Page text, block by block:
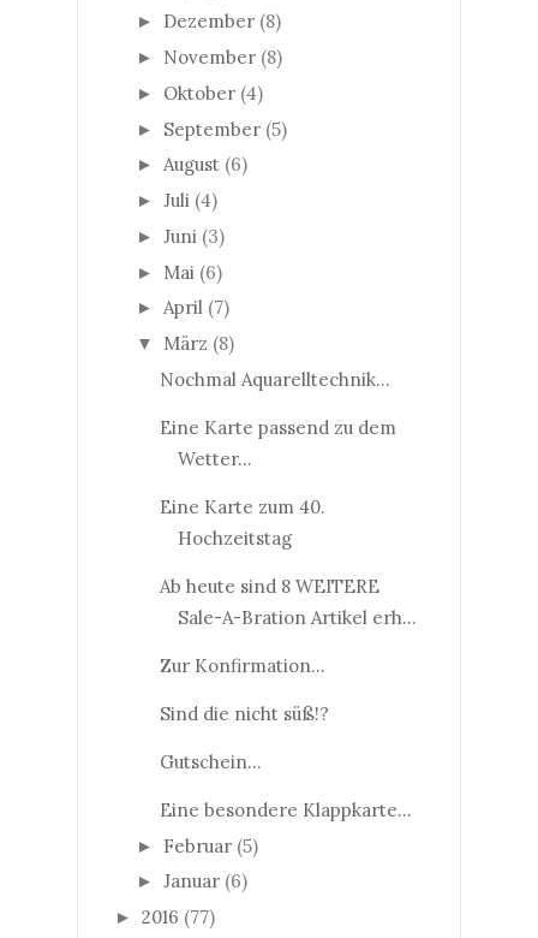
► Dezember (8)
► November (8)
► Oktober (4)
► September (5)
► August (6)
► Juli (4)
► Juni (3)
► Mai (6)
► April (7)
▼ März (8)
Nochmal Aquarelltechnik...
Eine Karte passend zu dem
Wetter...
Eine Karte zum 40.
Hochzeitstag
Ab heute sind 8 WEITERE
Sale-A-Bration Artikel erh...
Zur Konfirmation...
Sind die nicht süß!?
Gutschein...
Eine besondere Klappkarte...
► Februar (5)
► Januar (6)
► 2016 (77)